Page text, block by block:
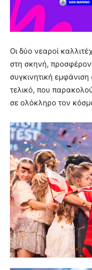
Οι δύο νεαροί
στη σκηνή,
συγκινητική εμφάνιση
τελικό, που
σε ολόκληρο τον